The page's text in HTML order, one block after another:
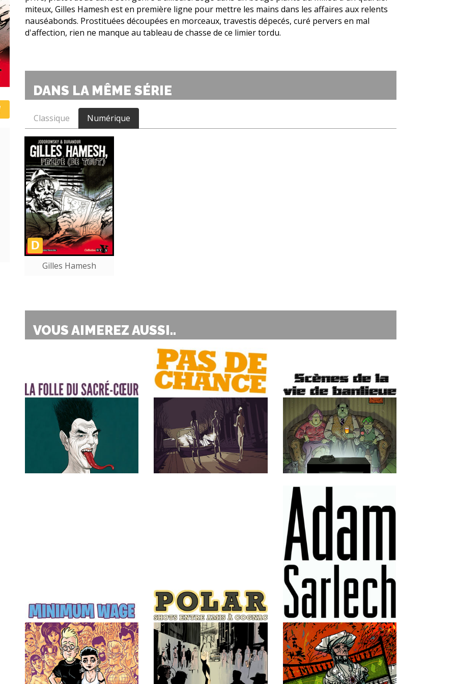
miteux, Gilles Hamesh est en première ligne pour mettre les mains dans les affaires aux relents
nauséabonds. Prostituées découpées en morceaux, travestis dépecés, curé pervers en mal
d'affection, rien ne manque au tableau de chasse de ce limier tordu.
DANS LA MÊME SÉRIE
Classique Numérique
Gilles Hamesh
VOUS AIMEREZ AUSSI..